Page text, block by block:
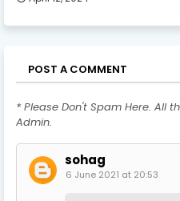
POST A COMMENT
* Please Don't Spam Here. All
Admin.
sohag
6 June 2021 at 20:53